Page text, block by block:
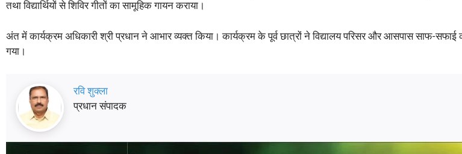
तथा विद्यार्थियों से शिविर गीतों का सामूहिक गायन कराया।
अंत में कार्यक्रम अधिकारी श्री प्रधान ने आभार व्यक्त किया। कार्यक्रम के पूर्व छात्रों ने विद्यालय परिसर और आसपास साफ-
गया।
रवि शुक्ला
प्रधान संपादक